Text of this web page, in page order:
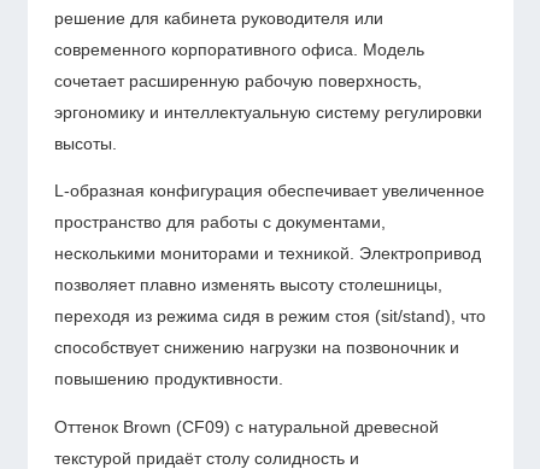
решение для кабинета руководителя или
современного корпоративного офиса. Модель
сочетает расширенную рабочую поверхность,
эргономику и интеллектуальную систему регулировки
высоты.
L-образная конфигурация обеспечивает увеличенное
пространство для работы с документами,
несколькими мониторами и техникой. Электропривод
позволяет плавно изменять высоту столешницы,
переходя из режима сидя в режим стоя (sit/stand), что
способствует снижению нагрузки на позвоночник и
повышению продуктивности.
Оттенок Brown (CF09) с натуральной древесной
текстурой придаёт столу солидность и